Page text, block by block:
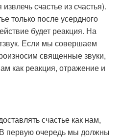
счастье из счастья).
только после усердного
будет реакция. На
Если мы совершаем
священные звуки,
как реакция, отражение и
счастье как нам,
первую очередь мы должны